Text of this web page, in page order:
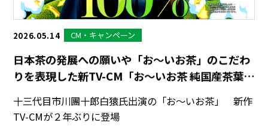
2026.05.14 CM・キャンペーン
日本茶の発展への願いや「お～いお茶」のこだわ
りを表現した新TV-CM「お〜いお茶 純国産茶葉
十三代目市川團十郎白猿氏出演の「お〜いお茶」 新作
TV-CMが２年ぶりに登場